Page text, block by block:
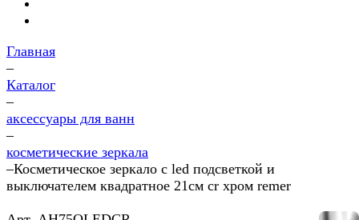
Главная
–
Каталог
–
аксессуары для ванн
–
косметические зеркала
–Косметическое зеркало с led подсветкой и
выключателем квадратное 21см cr хром remer